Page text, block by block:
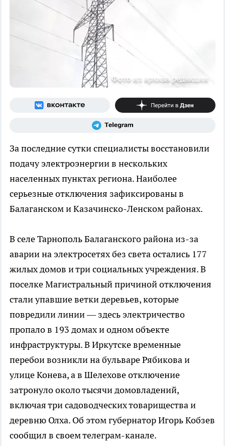
Фото из архива редакции
За последние сутки специалисты восстановили
подачу электроэнергии в нескольких
населенных пунктах региона. Наиболее
серьезные отключения зафиксированы в
Балаганском и Казачинско-Ленском районах.
В селе Тарнополь Балаганского района из-за
аварии на электросетях без света остались 177
жилых домов и три социальных учреждения. В
поселке Магистральный причиной отключения
стали упавшие ветки деревьев, которые
повредили линии — здесь электричество
пропало в 193 домах и одном объекте
инфраструктуры. В Иркутске временные
перебои возникли на бульваре Рябикова и
улице Конева, а в Шелехове отключение
затронуло около тысячи домовладений,
включая три садоводческих товарищества и
деревню Олха. Об этом губернатор Игорь Кобзев
сообщил в своем телеграм-канале.